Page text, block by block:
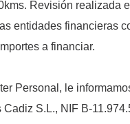
Revisión realizada
entidades financieras
a financiar.
Personal, le
S.L., NIF B-